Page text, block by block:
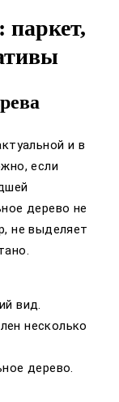
и в
если
дерево не
не выделяет
вид.
несколько
дерево.